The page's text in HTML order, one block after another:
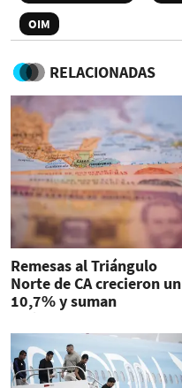
OIM
RELACIONADAS
Remesas al Triángulo
Norte de CA crecieron un
10,7% y suman